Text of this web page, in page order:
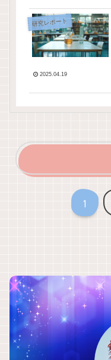
研究レポート
2025.04.19
1